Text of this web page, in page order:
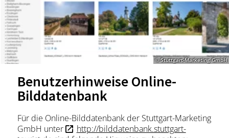
Das könnte Sie interessieren
Stadtführungen
Events & Tickets
Ausflugsziele
Erlebnisse
Wein
Radfahren
Wandern
© Stuttgart-Marketing GmbH
Benutzerhinweise Online-
Bilddatenbank
Für die Online-Bilddatenbank der Stuttgart-Marketing
GmbH unter
http://bilddatenbank.stuttgart-